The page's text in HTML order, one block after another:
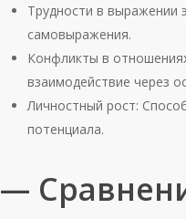
Трудности в выражении
самовыражения.
Конфликты в
взаимодействие через
Личностный рост:
потенциала.
—